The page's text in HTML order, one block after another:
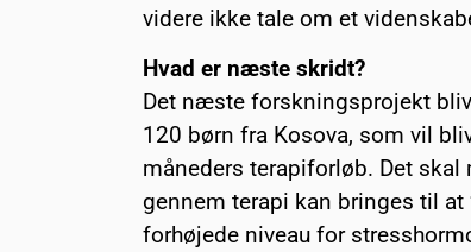
videre ikke tale om et
Hvad er næste skridt?
Det næste forskningsprojekt
120 børn fra Kosova, som vil
måneders terapiforløb. Det skal
gennem terapi kan bringes til at
forhøjede niveau for